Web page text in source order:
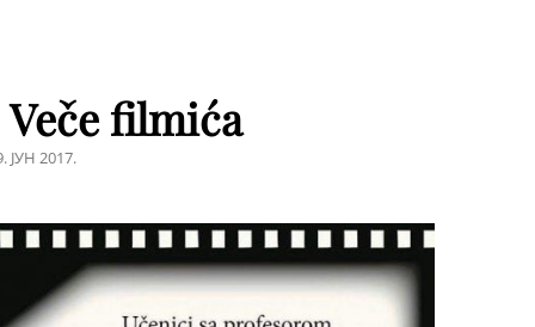
filmića
ЈУН 2017.